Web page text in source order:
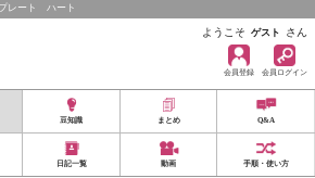
プレート ハート
ようこそ ゲスト さん
会員登録 会員ログイン
豆知識 まとめ Q&A
日記一覧 動画 手順・使い方